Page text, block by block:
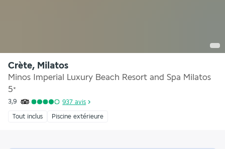
Crète, Milatos
Minos Imperial Luxury Beach Resort and Spa Milatos
5*
3,9 937 avis
Tout inclus Piscine extérieure